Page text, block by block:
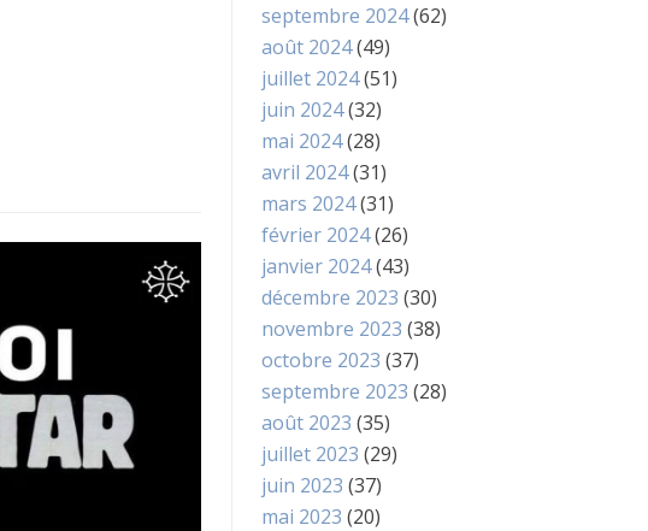
septembre 2024(62)
août 2024(49)
juillet 2024(51)
juin 2024(32)
mai 2024(28)
avril 2024(31)
mars 2024(31)
février 2024(26)
janvier 2024(43)
décembre 2023 (30)
novembre 2023 (38)
octobre 2023 (37)
septembre 2023 (28)
août 2023 (35)
juillet 2023 (29)
juin 2023 (37)
mai 2023 (20)